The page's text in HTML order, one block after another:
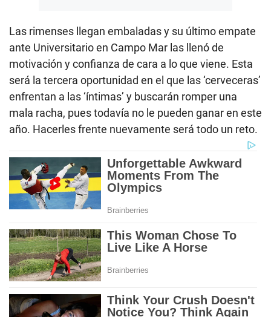
Las rimenses llegan embaladas y su último empate
ante Universitario en Campo Mar las llenó de
motivación y confianza de cara a lo que viene. Esta
será la tercera oportunidad en el que las ‘cerveceras’
enfrentan a las ‘íntimas’ y buscarán romper una
mala racha, pues todavía no le pueden ganar en este
año. Hacerles frente nuevamente será todo un reto.